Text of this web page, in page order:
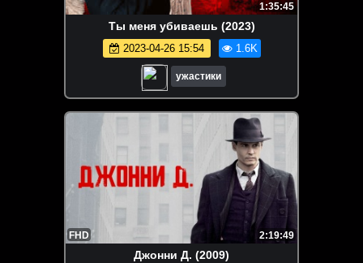
1:35:45
Ты меня убиваешь (2023)
2023-04-26 15:54 1.6K
ужастики
FHD 2:19:49
Джонни Д. (2009)